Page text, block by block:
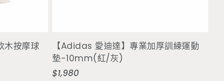
木按摩球
選擇選項
【Adidas 愛迪達】專業加厚訓練運動
墊-10mm(紅/灰)
定
$1,980